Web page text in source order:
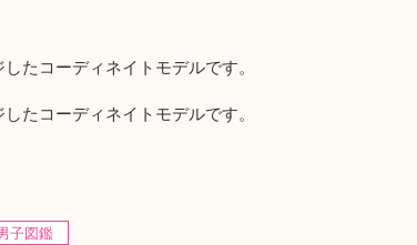
たコーディネイトモデルです。
たコーディネイトモデルです。
子図鑑